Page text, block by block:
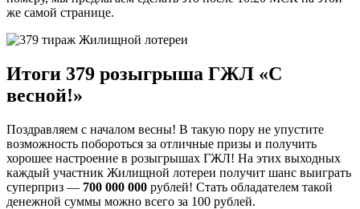
же самой странице.
Итоги 379 розыгрыша ГЖЛ «С
весной!»
Поздравляем с началом весны! В такую пору не упустите
возможность побороться за отличные призы и получить
хорошее настроение в розыгрышах ГЖЛ! На этих выходных
каждый участник Жилищной лотереи получит шанс выиграть
суперприз — 700 000 000 рублей! Стать обладателем такой
денежной суммы можно всего за 100 рублей.